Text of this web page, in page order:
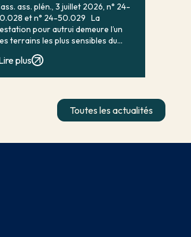
ass. plén., 3 juillet 2026, n° 24-
et n° 24-50.029 La
pour autrui demeure l’un
terrains les plus sensibles du
droit interne par l’article 16-7 du
plus
Toutes les actualités